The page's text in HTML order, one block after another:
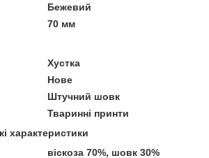
Бежевий
70 мм
Хустка
Нове
Штучний шовк
Тваринні принти
характеристики
віскоза 70%, шовк 30%